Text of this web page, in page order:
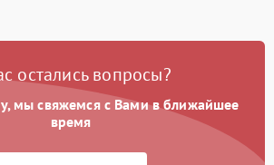
остались вопросы?
мы свяжемся с Вами в ближайшее
время